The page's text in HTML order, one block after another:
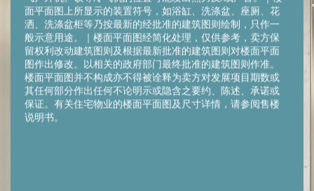
面平面图上所显示的装置符号，如浴缸、洗涤盆、座厕、花
洒、洗涤盆柜等乃按最新的经批准的建筑图则绘制，只作一
般示意用途。｜楼面平面图经简化处理，仅供参考，卖方保
留权利改动建筑图则及根据最新批准的建筑图则对楼面平面
图作出修改。以相关的政府部门最终批准的建筑图则作准。
楼面平面图并不构成亦不得被诠释为卖方对发展项目期数或
其任何部分作出任何不论明示或隐含之要约、陈述、承诺或
保证。有关住宅物业的楼面平面图及尺寸详情，请参阅售楼
说明书。